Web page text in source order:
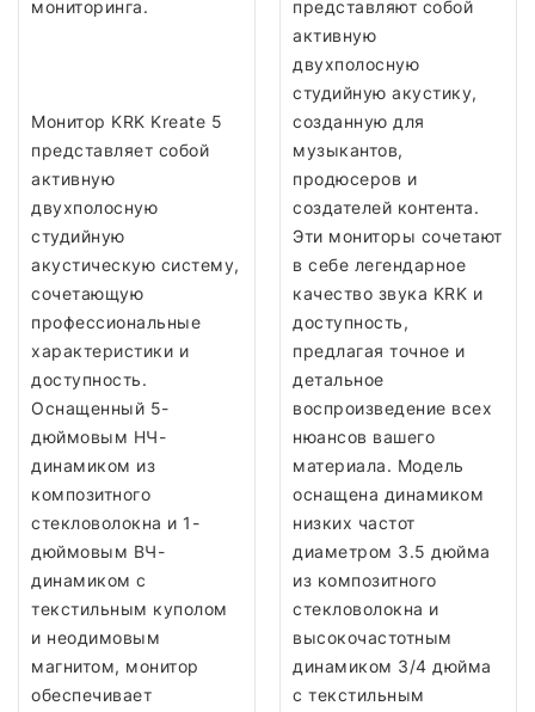
мониторинга.
Монитор KRK Kreate 5
представляет собой
активную
двухполосную
студийную
акустическую систему,
сочетающую
профессиональные
характеристики и
доступность.
Оснащенный 5-
дюймовым НЧ-
динамиком из
композитного
стекловолокна и 1-
дюймовым ВЧ-
динамиком с
текстильным куполом
и неодимовым
магнитом, монитор
обеспечивает
представляют собой
активную
двухполосную
студийную акустику,
созданную для
музыкантов,
продюсеров и
создателей контента.
Эти мониторы сочетают
в себе легендарное
качество звука KRK и
доступность,
предлагая точное и
детальное
воспроизведение всех
нюансов вашего
материала. Модель
оснащена динамиком
низких частот
диаметром 3.5 дюйма
из композитного
стекловолокна и
высокочастотным
динамиком 3/4 дюйма
с текстильным